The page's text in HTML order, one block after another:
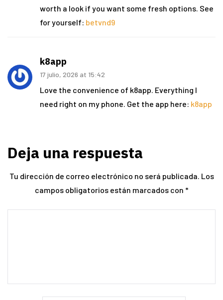
worth a look if you want some fresh options. See
for yourself: betvnd9
k8app
17 julio, 2026 at 15:42
Love the convenience of k8app. Everything I
need right on my phone. Get the app here: k8app
Deja una respuesta
Tu dirección de correo electrónico no será publicada. Los
campos obligatorios están marcados con *